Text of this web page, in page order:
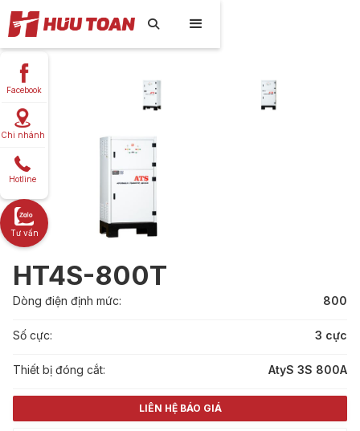

Facebook
Chi nhánh
Hotline
Tư vấn
HT4S-800T
Dòng điện định mức: 800
Số cực: 3 cực
Thiết bị đóng cắt: AtyS 3S 800A
LIÊN HỆ BÁO GIÁ